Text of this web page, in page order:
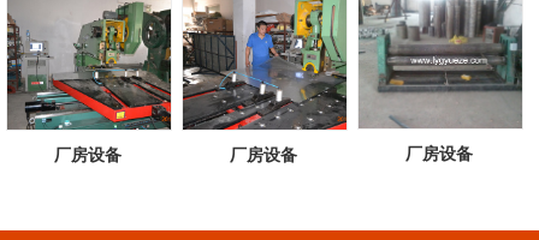
厂房设备 厂房设备 厂房设备